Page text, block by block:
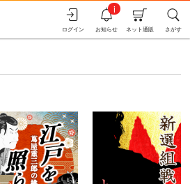
さがす
ネット通販
お知らせ
i
ログイン